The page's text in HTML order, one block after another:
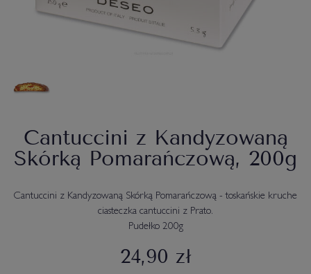
Cantuccini z Kandyzowaną
Skórką Pomarańczową, 200g
Cantuccini z Kandyzowaną Skórką Pomarańczową - toskańskie kruche
ciasteczka cantuccini z Prato.
Pudełko 200g
24,90 zł